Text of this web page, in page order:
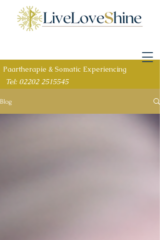
Paartherapie & Somatic Experiencing
Tel: 02202 2515545
Blog